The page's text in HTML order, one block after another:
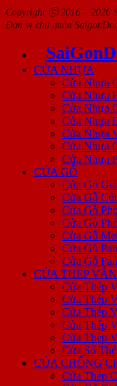
Copyright ⓒ 2016 – 2026
Đơn vị chủ quản
CỬA NHỰA
Cửa Nhựa
Cửa Nhựa
Cửa Nhựa
Cửa Nhựa
Cửa Nhựa
Cửa Nhựa
Cửa Nhựa
CỬA GỖ
Cửa Gỗ
Cửa Gỗ
Cửa Gỗ
Cửa Gỗ
Cửa Gỗ
Cửa Gỗ
Cửa Gỗ
CỬA THÉP
Cửa Thép
Cửa Thép
Cửa Thép
Cửa Thép
Cửa Thép
Cửa Sổ
CỬA CHỐNG
Cửa Thép